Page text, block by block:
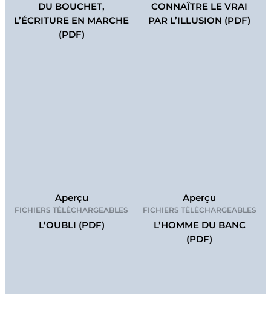
DU BOUCHET,
L’ÉCRITURE EN MARCHE
(PDF)
CONNAÎTRE LE VRAI
PAR L’ILLUSION (PDF)
Aperçu
FICHIERS TÉLÉCHARGEABLES
L’OUBLI (PDF)
Aperçu
FICHIERS TÉLÉCHARGEABLES
L’HOMME DU BANC
(PDF)